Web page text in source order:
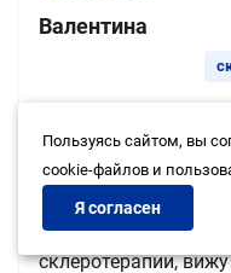
Валентина
Хочу выразить
флебологу Уразову
профессионализм,
отношение к
склеротерапии,
Пользуясь сайтом, вы
cookie-файлов и
Я согласен